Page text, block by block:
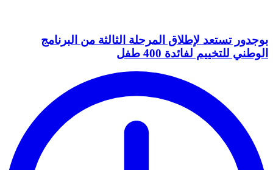
بوجدور تستعد لإطلاق المرحلة الثالثة من البرنامج
الوطني للتخييم لفائدة 400 طفل